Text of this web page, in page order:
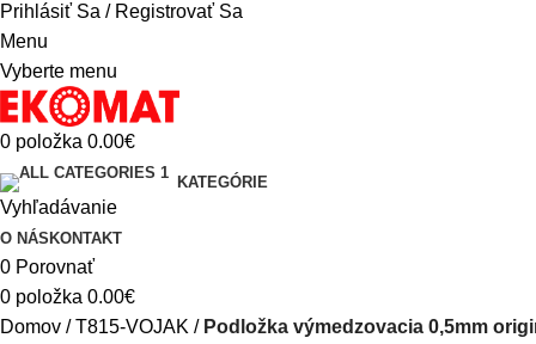
Prihlásiť Sa / Registrovať Sa
Menu
Vyberte menu
0 položka 0.00€
KATEGÓRIE
Vyhľadávanie
O NÁS KONTAKT
0 Porovnať
0 položka 0.00€
Domov
T815-VOJAK
Podložka výmedzovacia 0,5mm